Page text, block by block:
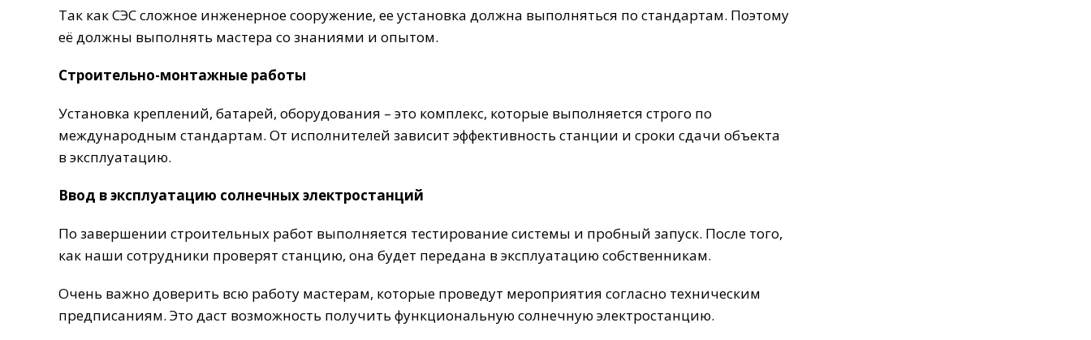
Так как СЭС сложное инженерное сооружение, ее установка должна выполняться по стандартам. Поэтому
её должны выполнять мастера со знаниями и опытом.
Строительно-монтажные работы
Установка креплений, батарей, оборудования – это комплекс, которые выполняется строго по
международным стандартам. От исполнителей зависит эффективность станции и сроки сдачи объекта
в эксплуатацию.
Ввод в эксплуатацию солнечных электростанций
По завершении строительных работ выполняется тестирование системы и пробный запуск. После того,
как наши сотрудники проверят станцию, она будет передана в эксплуатацию собственникам.
Очень важно доверить всю работу мастерам, которые проведут мероприятия согласно техническим
предписаниям. Это даст возможность получить функциональную солнечную электростанцию.